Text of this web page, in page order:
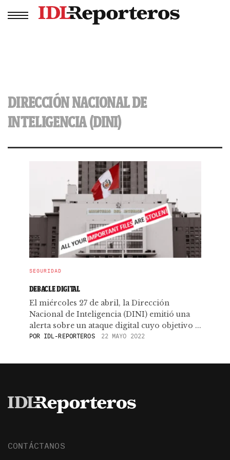
DIRECCIÓN NACIONAL DE
INTELIGENCIA (DINI)
SEGURIDAD
DEBACLE DIGITAL
El miércoles 27 de abril, la Dirección
Nacional de Inteligencia (DINI) emitió una
alerta sobre un ataque digital cuyo objetivo ...
POR IDL-REPORTEROS 22 MAYO 2022
CONTÁCTANOS